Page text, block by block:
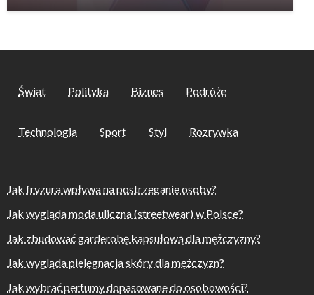
Świat Polityka Biznes Podróże
Technologia Sport Styl Rozrywka
Jak fryzura wpływa na postrzeganie osoby?
Jak wygląda moda uliczna (streetwear) w Polsce?
Jak zbudować garderobę kapsułową dla mężczyzny?
Jak wygląda pielęgnacja skóry dla mężczyzn?
Jak wybrać perfumy dopasowane do osobowości?